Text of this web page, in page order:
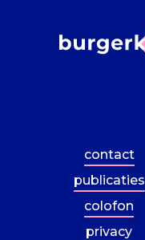
contact
publicaties
colofon
privacy